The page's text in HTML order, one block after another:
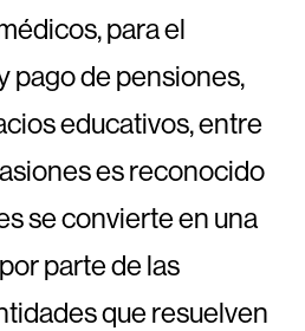
para el
pago de pensiones,
educativos, entre
es reconocido
se convierte en una
parte de las
que resuelven